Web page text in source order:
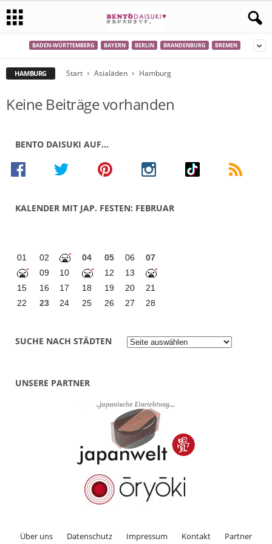
BADEN-WÜRTTEMBERG BAYERN BERLIN BRANDENBURG BREMEN
HAMBURG Start Asialäden Hamburg
Keine Beiträge vorhanden
BENTO DAISUKI AUF…
KALENDER MIT JAP. FESTEN: FEBRUAR
01 02 04 05 06
07
09
10 12
13
15
16 17 18 19 20
21
22
23 24 25 26 27 28
SUCHE NACH STÄDTEN
u
a
c
h
S
t
d
t
UNSERE PARTNER
Über uns Datenschutz Impressum Kontakt Partner